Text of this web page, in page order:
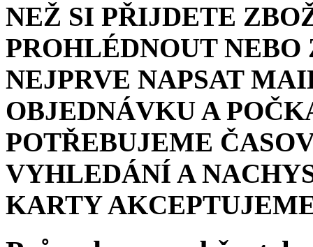
NEŽ SI PŘIJDETE
PROHLÉDNOUT
NEJPRVE NAPSAT
OBJEDNÁVKU A
POTŘEBUJEME
VYHLEDÁNÍ A
KARTY